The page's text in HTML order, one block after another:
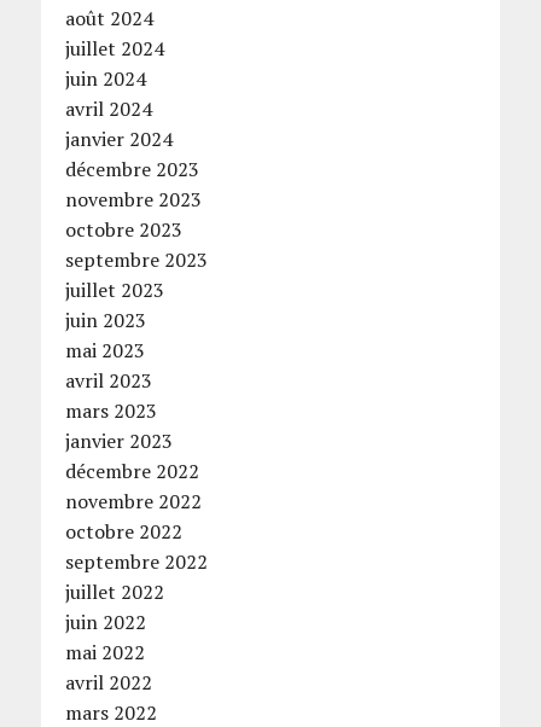
août 2024
juillet 2024
juin 2024
avril 2024
janvier 2024
décembre 2023
novembre 2023
octobre 2023
septembre 2023
juillet 2023
juin 2023
mai 2023
avril 2023
mars 2023
janvier 2023
décembre 2022
novembre 2022
octobre 2022
septembre 2022
juillet 2022
juin 2022
mai 2022
avril 2022
mars 2022